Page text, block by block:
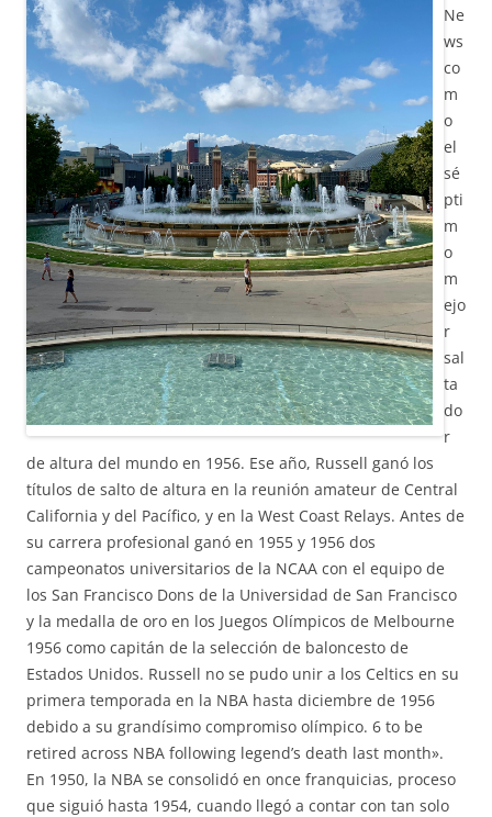
Ne
ws
co
m
o
el
sé
pti
m
o
m
ejo
r
sal
ta
do
r
de altura del mundo en 1956. Ese año, Russell ganó los
títulos de salto de altura en la reunión amateur de Central
California y del Pacífico, y en la West Coast Relays. Antes de
su carrera profesional ganó en 1955 y 1956 dos
campeonatos universitarios de la NCAA con el equipo de
los San Francisco Dons de la Universidad de San Francisco
y la medalla de oro en los Juegos Olímpicos de Melbourne
1956 como capitán de la selección de baloncesto de
Estados Unidos. Russell no se pudo unir a los Celtics en su
primera temporada en la NBA hasta diciembre de 1956
debido a su grandísimo compromiso olímpico. 6 to be
retired across NBA following legend’s death last month».
En 1950, la NBA se consolidó en once franquicias, proceso
que siguió hasta 1954, cuando llegó a contar con tan solo